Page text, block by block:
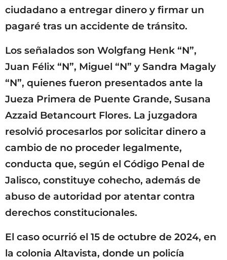
ciudadano a entregar dinero y firmar un
pagaré tras un accidente de tránsito.
Los señalados son Wolgfang Henk “N”,
Juan Félix “N”, Miguel “N” y Sandra Magaly
“N”, quienes fueron presentados ante la
Jueza Primera de Puente Grande, Susana
Azzaid Betancourt Flores. La juzgadora
resolvió procesarlos por solicitar dinero a
cambio de no proceder legalmente,
conducta que, según el Código Penal de
Jalisco, constituye cohecho, además de
abuso de autoridad por atentar contra
derechos constitucionales.
El caso ocurrió el 15 de octubre de 2024, en
la colonia Altavista, donde un policía